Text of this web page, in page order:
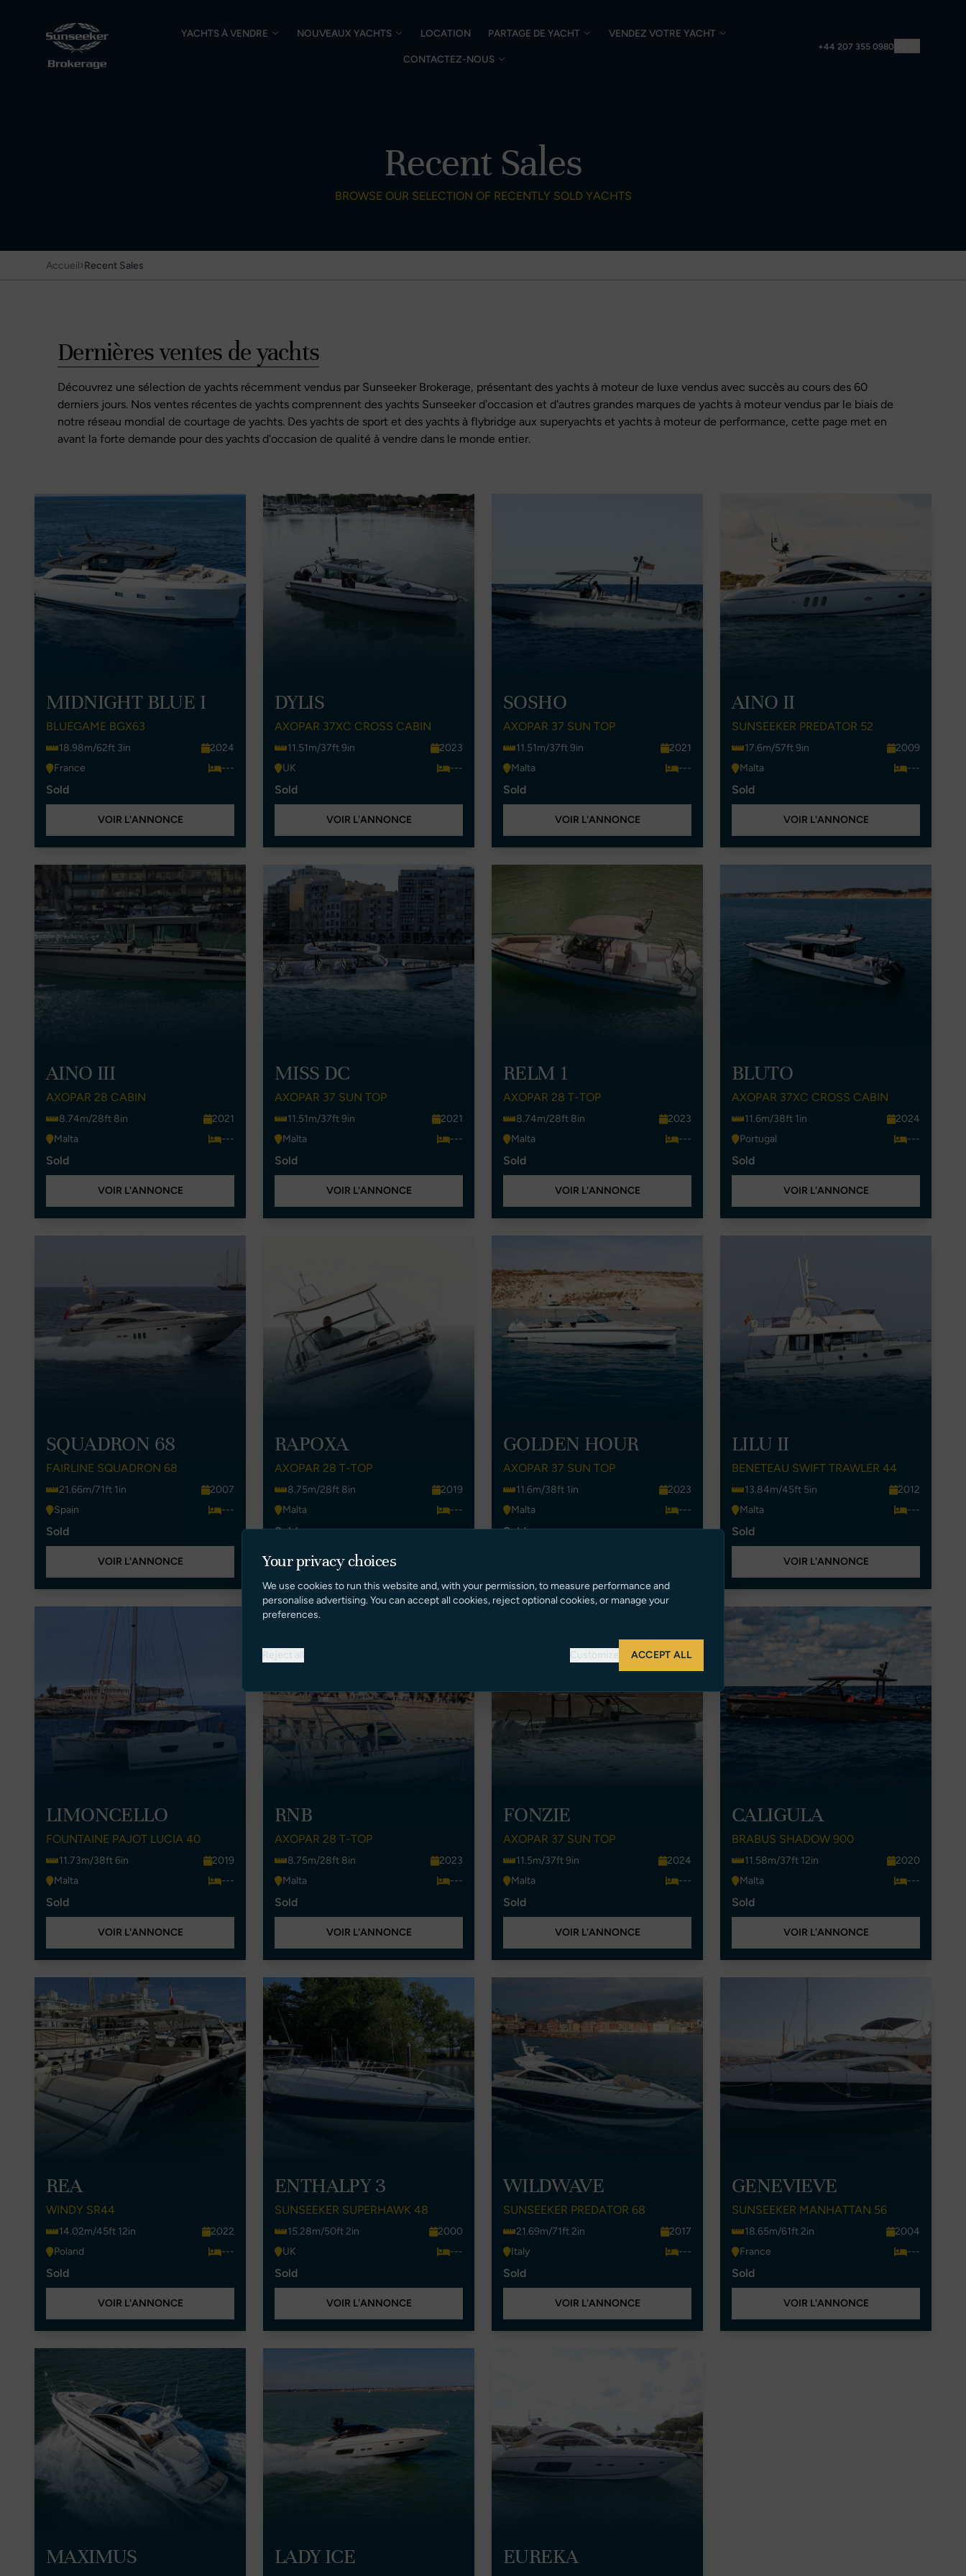
YACHTS À VENDRE NOUVEAUX YACHTS LOCATION PARTAGE DE YACHT VENDEZ VOTRE YACHT
CONTACTEZ-NOUS
+44 207 355 0980
Recent Sales
BROWSE OUR SELECTION OF RECENTLY SOLD YACHTS
Accueil›Recent Sales
Dernières ventes de yachts
Découvrez une sélection de yachts récemment vendus par Sunseeker Brokerage, présentant des yachts à moteur de luxe vendus avec succès au cours des 60
derniers jours. Nos ventes récentes de yachts comprennent des yachts Sunseeker d'occasion et d'autres grandes marques de yachts à moteur vendus par le biais de
notre réseau mondial de courtage de yachts. Des yachts de sport et des yachts à flybridge aux superyachts et yachts à moteur de performance, cette page met en
avant la forte demande pour des yachts d'occasion de qualité à vendre dans le monde entier.
MIDNIGHT BLUE I
BLUEGAME BGX63
18.98m/62ft 3in
2024
France
---
Sold
VOIR L'ANNONCE
DYLIS
AXOPAR 37XC CROSS CABIN
11.51m/37ft 9in
2023
UK
---
Sold
VOIR L'ANNONCE
SOSHO
AXOPAR 37 SUN TOP
11.51m/37ft 9in
2021
Malta
---
Sold
VOIR L'ANNONCE
AINO II
SUNSEEKER PREDATOR 52
17.6m/57ft 9in
2009
Malta
---
Sold
VOIR L'ANNONCE
AINO III
AXOPAR 28 CABIN
8.74m/28ft 8in
2021
Malta
---
Sold
VOIR L'ANNONCE
MISS DC
AXOPAR 37 SUN TOP
11.51m/37ft 9in
2021
Malta
---
Sold
VOIR L'ANNONCE
RELM 1
AXOPAR 28 T-TOP
8.74m/28ft 8in
2023
Malta
---
Sold
VOIR L'ANNONCE
BLUTO
AXOPAR 37XC CROSS CABIN
11.6m/38ft 1in
2024
Portugal
---
Sold
VOIR L'ANNONCE
SQUADRON 68
FAIRLINE SQUADRON 68
21.66m/71ft 1in
2007
Spain
---
Sold
VOIR L'ANNONCE
RAPOXA
AXOPAR 28 T-TOP
8.75m/28ft 8in
2019
Malta
---
Sold
VOIR L'ANNONCE
GOLDEN HOUR
AXOPAR 37 SUN TOP
11.6m/38ft 1in
2023
Malta
---
Sold
LILU II
BENETEAU SWIFT TRAWLER 44
13.84m/45ft 5in
2012
Malta
---
Sold
VOIR L'ANNONCE
LIMONCELLO
FOUNTAINE PAJOT LUCIA 40
11.73m/38ft 6in
2019
Malta
---
Sold
VOIR L'ANNONCE
RNB
AXOPAR 28 T-TOP
8.75m/28ft 8in
2023
Malta
---
Sold
VOIR L'ANNONCE
FONZIE
AXOPAR 37 SUN TOP
11.5m/37ft 9in
2024
Malta
---
Sold
VOIR L'ANNONCE
CALIGULA
BRABUS SHADOW 900
11.58m/37ft 12in
2020
Malta
---
Sold
VOIR L'ANNONCE
REA
WINDY SR44
14.02m/45ft 12in
2022
Poland
---
Sold
VOIR L'ANNONCE
ENTHALPY 3
SUNSEEKER SUPERHAWK 48
15.28m/50ft 2in
2000
UK
---
Sold
VOIR L'ANNONCE
WILDWAVE
SUNSEEKER PREDATOR 68
21.69m/71ft 2in
2017
Italy
---
Sold
VOIR L'ANNONCE
GENEVIEVE
SUNSEEKER MANHATTAN 56
18.65m/61ft 2in
2004
France
---
Sold
VOIR L'ANNONCE
MAXIMUS LADY ICE EUREKA
Your privacy choices
We use cookies to run this website and, with your permission, to measure performance and
personalise advertising. You can accept all cookies, reject optional cookies, or manage your
preferences.
Reject all Customize ACCEPT ALL